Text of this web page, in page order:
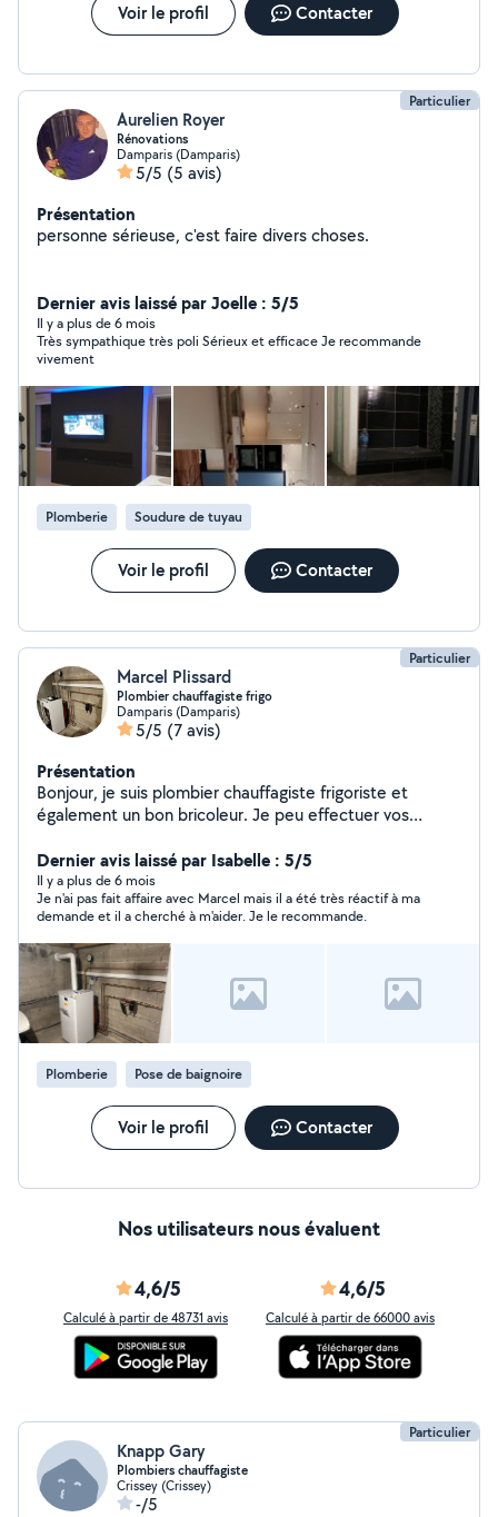
Voir le profil Contacter
Particulier
Aurelien Royer
Rénovations
Damparis (Damparis)
5/5 (5 avis)
Présentation
personne sérieuse, c'est faire divers choses.
Dernier avis laissé par Joelle : 5/5
Il y a plus de 6 mois
Très sympathique très poli Sérieux et efficace Je recommande
vivement
Plomberie Soudure de tuyau
Voir le profil Contacter
Particulier
Marcel Plissard
Plombier chauffagiste frigo
Damparis (Damparis)
5/5 (7 avis)
Présentation
Bonjour, je suis plombier chauffagiste frigoriste et
également un bon bricoleur. Je peu effectuer vos
Dépannage chauffage/plomberie/pompe à chaleur
Traitement de l'eau Désembouage Installation/
dépannage régulation Bricolage/entretien maison
Dernier avis laissé par Isabelle : 5/5
Il y a plus de 6 mois
Je n'ai pas fait affaire avec Marcel mais il a été très réactif à ma
demande et il a cherché à m'aider. Je le recommande.
Plomberie Pose de baignoire
Voir le profil Contacter
Nos utilisateurs nous évaluent
4,6/5
Calculé à partir de 48731 avis
4,6/5
Calculé à partir de 66000 avis
Particulier
Knapp Gary
Plombiers chauffagiste
Crissey (Crissey)
-/5